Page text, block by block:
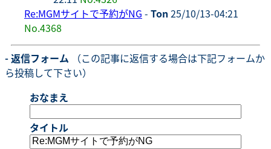
Re:MGMサイトで予約がNG - Ton 25/10/13-04:21
No.4368
- 返信フォーム （この記事に返信する場合は下記フォームか
ら投稿して下さい）
おなまえ
タイトル